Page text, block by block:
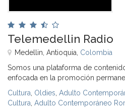
Telemedellin Radio
Medellin, Antioquia, Colombia
Somos una plataforma de
enfocada en la promoción
Cultura Oldies Adulto
Cultura Adulto Contemporáneo